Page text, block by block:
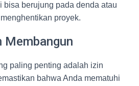
bisa berujung pada denda atau
proyek.
Membangun
paling penting adalah izin
bahwa Anda mematuhi